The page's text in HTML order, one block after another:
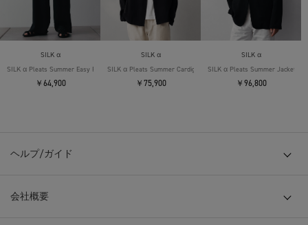
SILK α
SILK α Pleats Summer Easy Pants
￥64,900
SILK α
SILK α Pleats Summer Cardigan
￥75,900
SILK α
SILK α Pleats Summer Jacket
￥96,800
ヘルプ/ガイド
会社概要